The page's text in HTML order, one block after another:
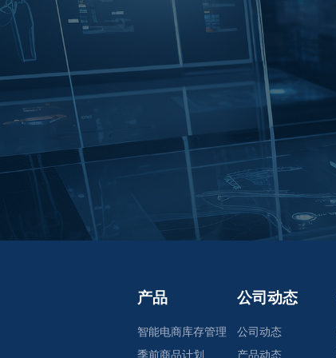
产品
智能电商库存管理
季前商品计划
公司动态
公司动态
产品动态